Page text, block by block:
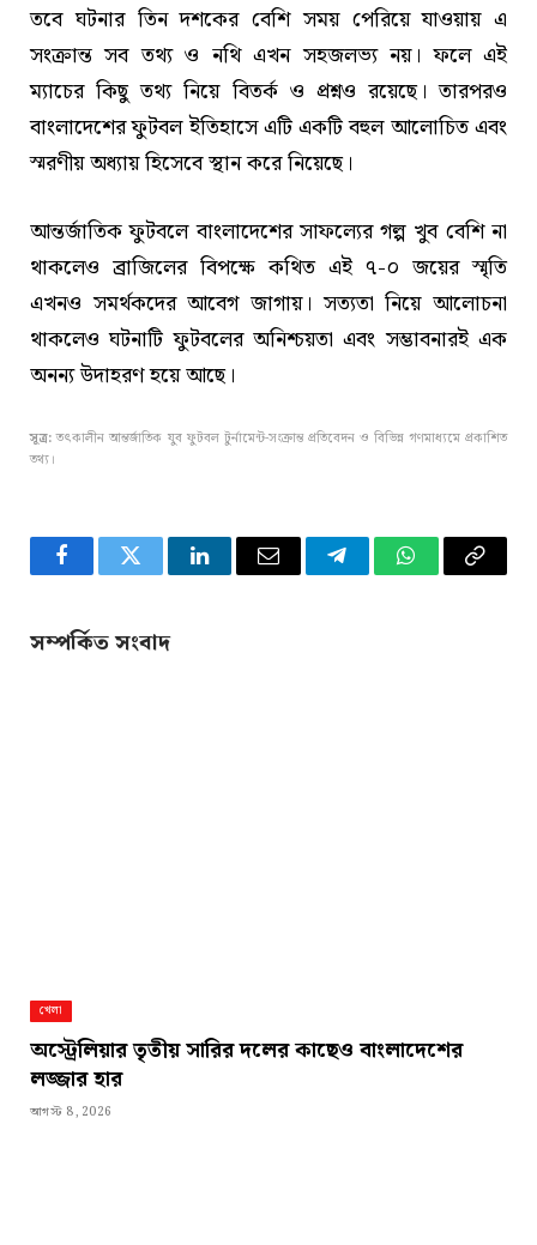
তবে ঘটনার তিন দশকের বেশি সময় পেরিয়ে যাওয়ায় এ
সংক্রান্ত সব তথ্য ও নথি এখন সহজলভ্য নয়। ফলে এই
ম্যাচের কিছু তথ্য নিয়ে বিতর্ক ও প্রশ্নও রয়েছে। তারপরও
বাংলাদেশের ফুটবল ইতিহাসে এটি একটি বহুল আলোচিত এবং
স্মরণীয় অধ্যায় হিসেবে স্থান করে নিয়েছে।
আন্তর্জাতিক ফুটবলে বাংলাদেশের সাফল্যের গল্প খুব বেশি না
থাকলেও ব্রাজিলের বিপক্ষে কথিত এই ৭-০ জয়ের স্মৃতি
এখনও সমর্থকদের আবেগ জাগায়। সত্যতা নিয়ে আলোচনা
থাকলেও ঘটনাটি ফুটবলের অনিশ্চয়তা এবং সম্ভাবনারই এক
অনন্য উদাহরণ হয়ে আছে।
সূত্র:তৎকালীন আন্তর্জাতিক যুব ফুটবল টুর্নামেন্ট-সংক্রান্ত প্রতিবেদন ও বিভিন্ন গণমাধ্যমে প্রকাশিত
তথ্য।
FacebookTwitter LinkedInEmail TelegramWhatsApp
Copy
সম্পর্কিত সংবাদ
খেলা
অস্ট্রেলিয়ার তৃতীয় সারির দলের কাছেও বাংলাদেশের
লজ্জার হার
আগস্ট 8, 2026